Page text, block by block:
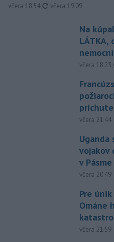
včera 18:54, aktualizované
včera 19:09
Na
LÁTKA,
včera 18:23,
včera 21:44
Uganda
vojakov
v
včera 20:49
Pre
Ománe
včera 21:59